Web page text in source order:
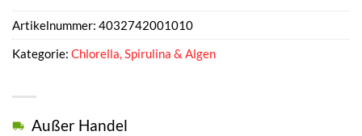
Außer Handel
Artikelnummer: 4032742001010
Kategorie: Chlorella, Spirulina & Algen